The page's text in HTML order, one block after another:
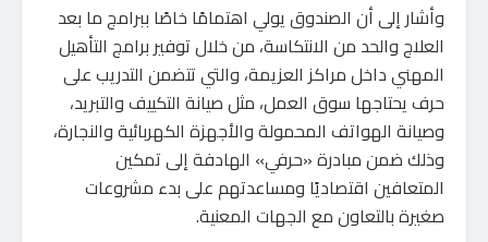
وأشار إلى أن الصندوق يولي اهتمامًا خاصًا ببرامج ما بعد
العلاج والحد من الانتكاسة، من خلال توفير برامج التأهيل
المهني داخل مراكز العزيمة، والتي تتضمن التدريب على
حرف يحتاجها سوق العمل، مثل صيانة التكييف والتبريد،
وصيانة الهواتف المحمولة والأجهزة الكهربائية والنجارة،
وذلك ضمن مبادرة «حرفي» الهادفة إلى تمكين
المتعافين اقتصاديًا ومساعدتهم على بدء مشروعات
صغيرة بالتعاون مع الجهات المعنية.